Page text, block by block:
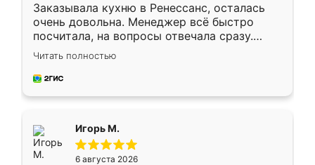
Заказывала кухню в Ренессанс, осталась
очень довольна. Менеджер всё быстро
посчитала, на вопросы отвечала сразу.
Замерщик приехал в субботу, подошёл к
делу со всей ответственностью. Собрали
за день, ребята работали аккуратно, даже
Читать полностью
Игорь М.
6 августа 2026